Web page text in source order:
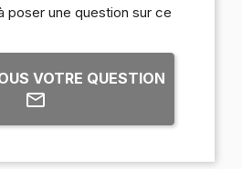
poser une question sur ce
VOTRE QUESTION